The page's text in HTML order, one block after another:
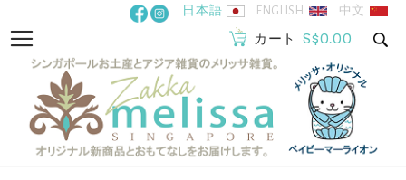
ン
ビ
呼
ぶ
カート S$0.00
日本語 ENGLISH 中文